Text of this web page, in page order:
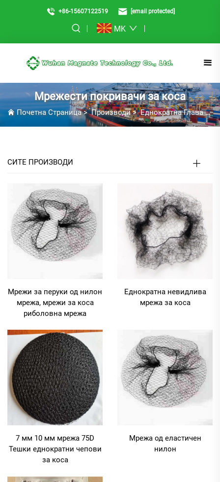
+86-15607122519 [email protected]
MK
Мрежести покривачи за коса
Почетна Страница>Производи>Еднократна Глава Облека
СИТЕ ПРОИЗВОДИ
Мрежи за перуки од нилон
мрежа, мрежи за коса
риболовна мрежа
Еднократна невидлива
мрежа за коса
7 мм 10 мм мрежа 75D
Тешки еднократни чепови
за коса
Мрежа од еластичен
нилон